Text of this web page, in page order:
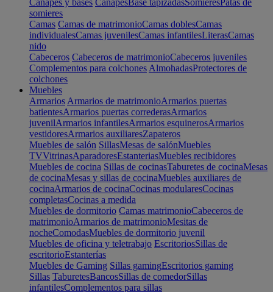
Canapés y bases CanapésBase tapizadasSomieresPatas de
somieres
Camas Camas de matrimonioCamas doblesCamas
individualesCamas juvenilesCamas infantilesLiterasCamas
nido
Cabeceros Cabeceros de matrimonioCabeceros juveniles
Complementos para colchones AlmohadasProtectores de
colchones
Muebles
Armarios Armarios de matrimonioArmarios puertas
batientesArmarios puertas correderasArmarios
juvenilArmarios infantilesArmarios esquinerosArmarios
vestidoresArmarios auxiliaresZapateros
Muebles de salón SillasMesas de salónMuebles
TVVitrinasAparadoresEstanteriasMuebles recibidores
Muebles de cocina Sillas de cocinasTaburetes de cocinaMesas
de cocinaMesas y sillas de cocinaMuebles auxiliares de
cocinaArmarios de cocinaCocinas modularesCocinas
completasCocinas a medida
Muebles de dormitorio Camas matrimonioCabeceros de
matrimonioArmarios de matrimonioMesitas de
nocheComodasMuebles de dormitorio juvenil
Muebles de oficina y teletrabajo EscritoriosSillas de
escritorioEstanterías
Muebles de Gaming Sillas gamingEscritorios gaming
Sillas TaburetesBancosSillas de comedorSillas
infantilesComplementos para sillas